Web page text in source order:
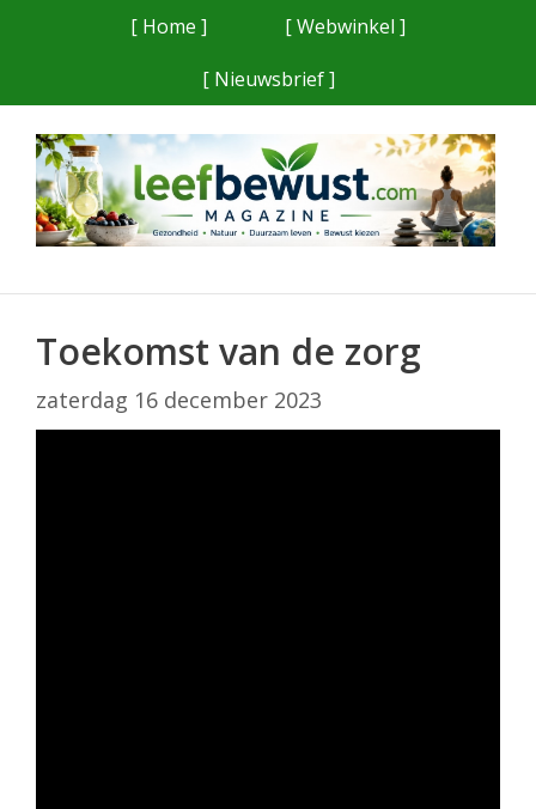
[ Home ]
[ Webwinkel ]
[ Nieuwsbrief ]
Toekomst van de zorg
zaterdag 16 december 2023